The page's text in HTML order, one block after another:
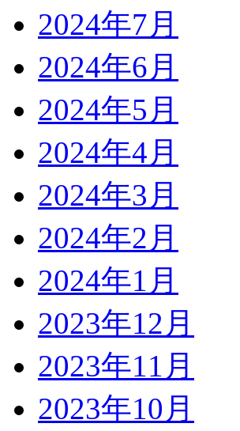
2024年7月
2024年6月
2024年5月
2024年4月
2024年3月
2024年2月
2024年1月
2023年12月
2023年11月
2023年10月